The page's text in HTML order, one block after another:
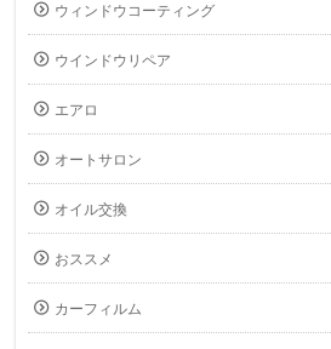
ウィンドウコーティング
ウインドウリペア
エアロ
オートサロン
オイル交換
おススメ
カーフィルム